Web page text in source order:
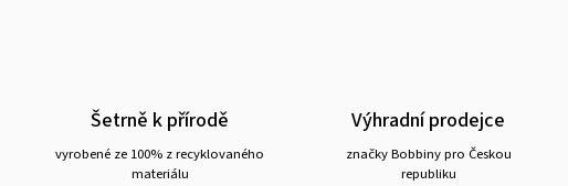
Šetrně k přírodě
vyrobené ze 100% z recyklovaného
materiálu
Výhradní prodejce
značky Bobbiny pro Českou
republiku